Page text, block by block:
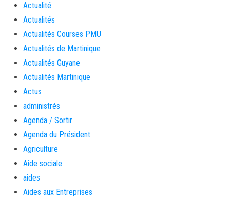
Actualité
Actualités
Actualités Courses PMU
Actualités de Martinique
Actualités Guyane
Actualités Martinique
Actus
administrés
Agenda / Sortir
Agenda du Président
Agriculture
Aide sociale
aides
Aides aux Entreprises